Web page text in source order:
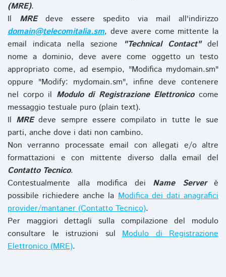
(MRE).
Il MREdeve essere spedito via mail all'indirizzo
domain@telecomitalia.sm, deve avere come mittente la
email indicata nella sezione
"Technical Contact"del
nome a dominio, deve avere come oggetto un testo
appropriato come, ad esempio, "Modifica mydomain.sm"
oppure "Modify: mydomain.sm", infine deve contenere
nel corpo il Modulo di Registrazione Elettronicocome
messaggio testuale puro (plain text).
Il MREdeve sempre essere compilato in tutte le sue
parti, anche dove i dati non cambino.
Non verranno processate email con allegati e/o altre
formattazioni e con mittente diverso dalla email del
Contatto Tecnico.
Contestualmente alla modifica dei Name Serverè
possibile richiedere anche laModifica dei dati anagrafici
provider/mantaner (Contatto Tecnico).
Per maggiori dettagli sulla compilazione del modulo
consultare le istruzioni sul Modulo di Registrazione
Elettronico (MRE).